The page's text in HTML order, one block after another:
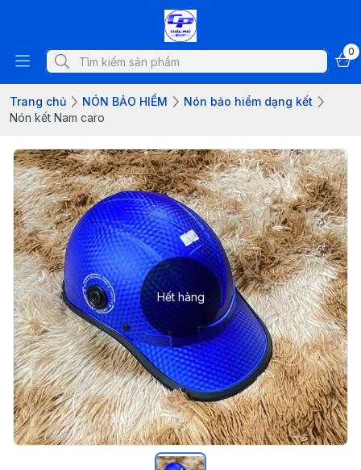
0
Trang chủ NÓN BẢO HIỂM
Nón bảo hiểm dạng kết
Nón kết Nam caro
Hết hàng